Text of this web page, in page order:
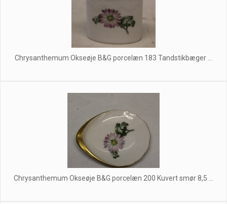
Chrysanthemum Okseøje B&G porcelæn 183 Tandstikbæger ...
Chrysanthemum Okseøje B&G porcelæn 200 Kuvert smør 8,5 ...